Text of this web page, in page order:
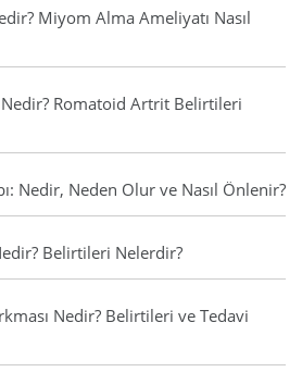
Miyom Alma Ameliyatı Nasıl
Romatoid Artrit Belirtileri
Nedir, Neden Olur ve Nasıl Önlenir?
Belirtileri Nelerdir?
Nedir? Belirtileri ve Tedavi